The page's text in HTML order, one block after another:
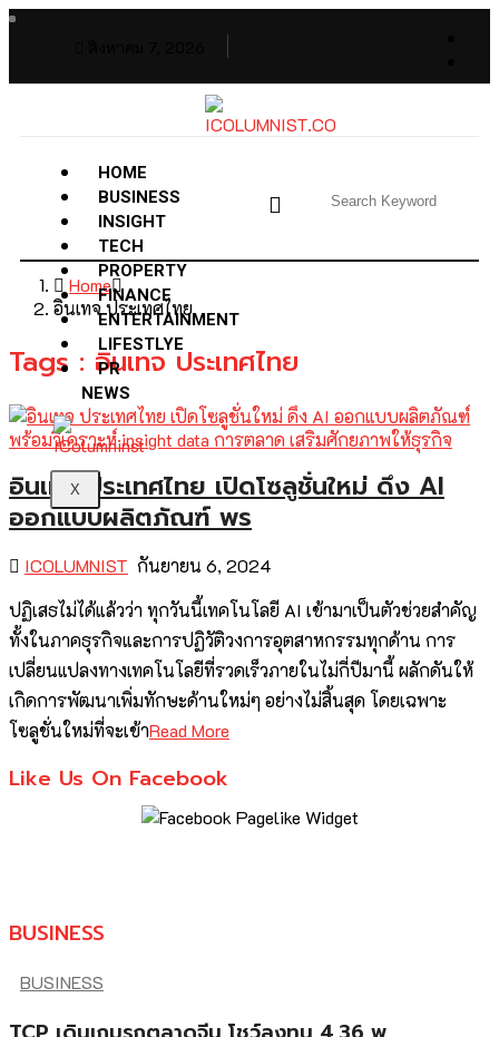
HOME
BUSINESS
INSIGHT
TECH
PROPERTY
FINANCE
ENTERTAINMENT
LIFESTLYE
PR
NEWS
X
Home
อินเทจ ประเทศไทย
Tags : อินเทจ ประเทศไทย
อินเทจ ประเทศไทย เปิดโซลูชั่นใหม่ ดึง AI
ออกแบบผลิตภัณฑ์ พร
ICOLUMNIST กันยายน 6, 2024
ปฏิเสธไม่ได้แล้วว่า ทุกวันนี้เทคโนโลยี AI เข้ามาเป็นตัวช่วยสำคัญ
ทั้งในภาคธุรกิจและการปฏิวัติวงการอุตสาหกรรมทุกด้าน การ
เปลี่ยนแปลงทางเทคโนโลยีที่รวดเร็วภายในไม่กี่ปีมานี้ ผลักดันให้
เกิดการพัฒนาเพิ่มทักษะด้านใหม่ๆ อย่างไม่สิ้นสุด โดยเฉพาะ
โซลูชั่นใหม่ที่จะเข้าRead More
Like Us On Facebook
BUSINESS
BUSINESS